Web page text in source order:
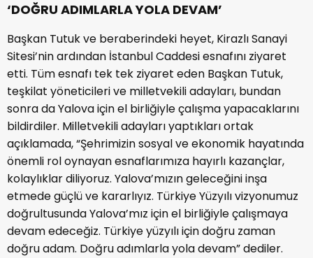
‘DOĞRU ADIMLARLA YOLA DEVAM’
Başkan Tutuk ve beraberindeki heyet, Kirazlı Sanayi
Sitesi’nin ardından İstanbul Caddesi esnafını ziyaret
etti. Tüm esnafı tek tek ziyaret eden Başkan Tutuk,
teşkilat yöneticileri ve milletvekili adayları, bundan
sonra da Yalova için el birliğiyle çalışma yapacaklarını
bildirdiler. Milletvekili adayları yaptıkları ortak
açıklamada, “Şehrimizin sosyal ve ekonomik hayatında
önemli rol oynayan esnaflarımıza hayırlı kazançlar,
kolaylıklar diliyoruz. Yalova’mızın geleceğini inşa
etmede güçlü ve kararlıyız. Türkiye Yüzyılı vizyonumuz
doğrultusunda Yalova’mız için el birliğiyle çalışmaya
devam edeceğiz. Türkiye yüzyılı için doğru zaman
doğru adam. Doğru adımlarla yola devam” dediler.